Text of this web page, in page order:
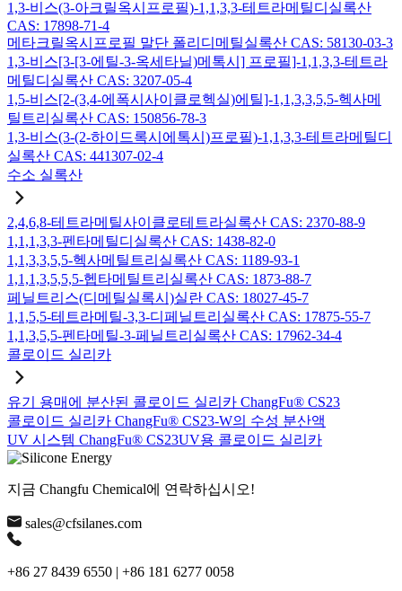
1,3-비스(3-아크릴옥시프로필)-1,1,3,3-테트라메틸디실록산
CAS: 17898-71-4
메타크릴옥시프로필 말단 폴리디메틸실록산 CAS: 58130-03-3
1,3-비스[3-[3-에틸-3-옥세타닐)메톡시] 프로필]-1,1,3,3-테트라
메틸디실록산 CAS: 3207-05-4
1,5-비스[2-(3,4-에폭시사이클로헥실)에틸]-1,1,3,3,5,5-헥사메
틸트리실록산 CAS: 150856-78-3
1,3-비스(3-(2-하이드록시에톡시)프로필)-1,1,3,3-테트라메틸디
실록산 CAS: 441307-02-4
수소 실록산
2,4,6,8-테트라메틸사이클로테트라실록산 CAS: 2370-88-9
1,1,1,3,3-펜타메틸디실록산 CAS: 1438-82-0
1,1,3,3,5,5-헥사메틸트리실록산 CAS: 1189-93-1
1,1,1,3,5,5,5-헵타메틸트리실록산 CAS: 1873-88-7
페닐트리스(디메틸실록시)실란 CAS: 18027-45-7
1,1,5,5-테트라메틸-3,3-디페닐트리실록산 CAS: 17875-55-7
1,1,3,5,5-펜타메틸-3-페닐트리실록산 CAS: 17962-34-4
콜로이드 실리카
유기 용매에 분산된 콜로이드 실리카 ChangFu® CS23
콜로이드 실리카 ChangFu® CS23-W의 수성 분산액
UV 시스템 ChangFu® CS23UV용 콜로이드 실리카
지금 Changfu Chemical에 연락하십시오!
sales@cfsilanes.com
+86 27 8439 6550 | +86 181 6277 0058